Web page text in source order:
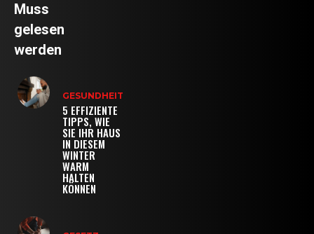
Muss
gelesen
werden
GESUNDHEIT
5 EFFIZIENTE
TIPPS, WIE
SIE IHR HAUS
IN DIESEM
WINTER
WARM
HALTEN
KÖNNEN